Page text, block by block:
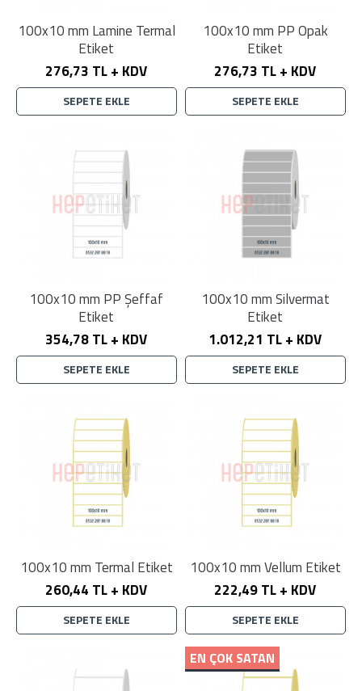
100x10 mm Lamine Termal
Etiket
276,73 TL + KDV
SEPETE EKLE
100x10 mm PP Opak
Etiket
276,73 TL + KDV
SEPETE EKLE
100x10 mm PP Şeffaf
Etiket
354,78 TL + KDV
SEPETE EKLE
100x10 mm Silvermat
Etiket
1.012,21 TL + KDV
SEPETE EKLE
100x10 mm Termal Etiket
260,44 TL + KDV
SEPETE EKLE
100x10 mm Vellum Etiket
222,49 TL + KDV
SEPETE EKLE
EN ÇOK SATAN